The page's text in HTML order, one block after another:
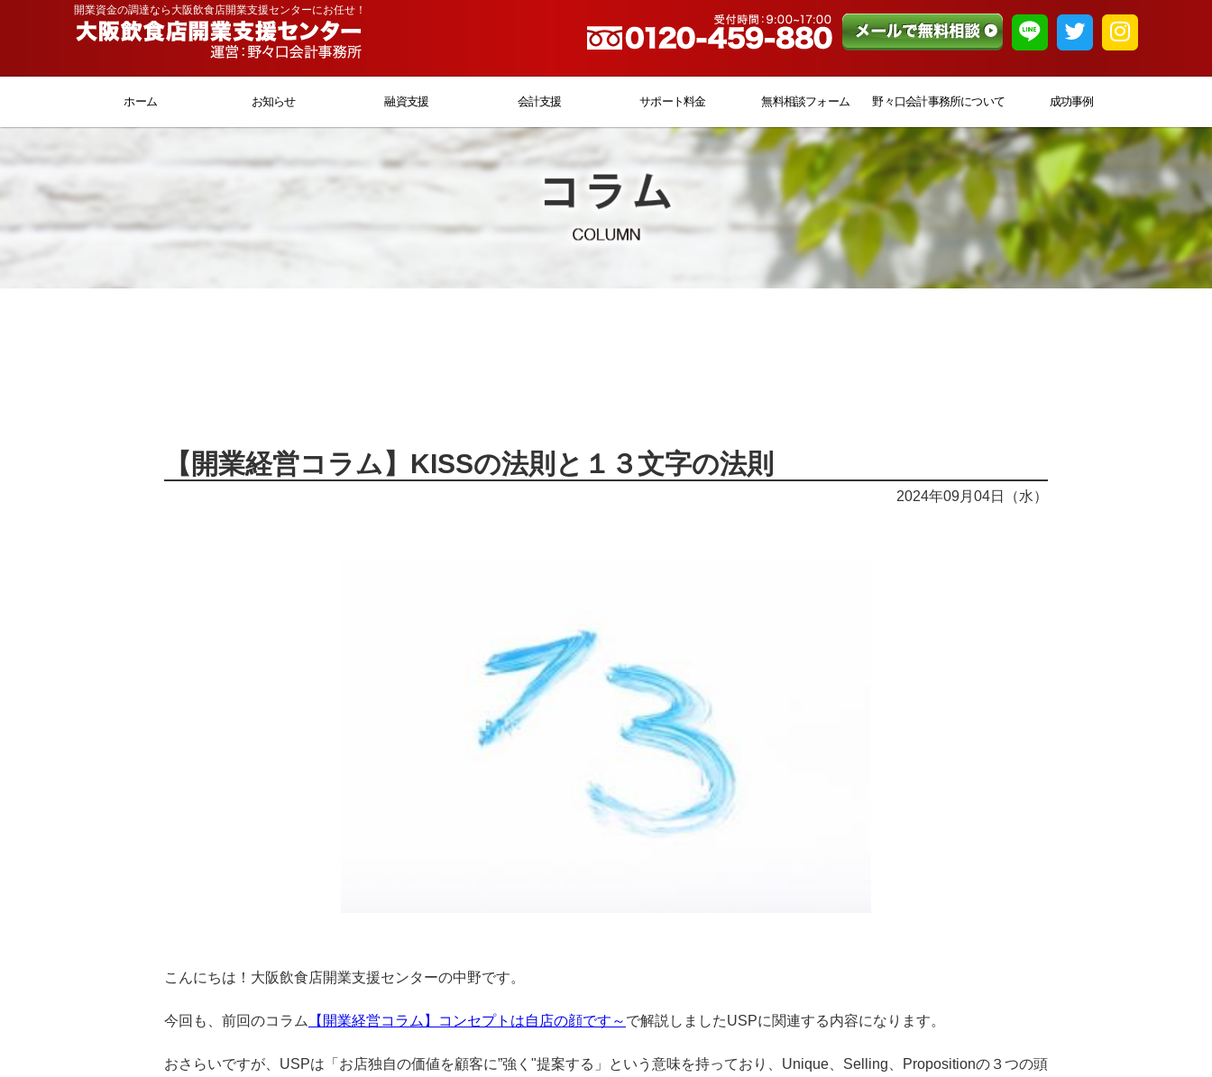
開業資金の調達なら大阪飲食店開業支援センターにお任せ！
ホーム お知らせ 融資支援 会計支援 サポート料金 無料相談フォーム 野々口会計事務所について 成功事例
【開業経営コラム】KISSの法則と１３文字の法則
2024年09月04日（水）
こんにちは！大阪飲食店開業支援センターの中野です。
今回も、前回のコラム 【開業経営コラム】コンセプトは自店の顔です～ で解説しましたUSPに関連する内容になります。
おさらいですが、USPは「お店独自の価値を顧客に”強く"提案する」という意味を持っており、Unique、Selling、Propositionの３つの頭